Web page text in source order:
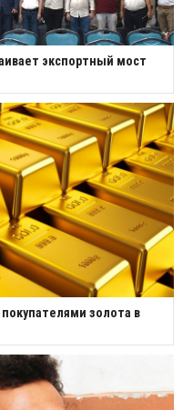
экспортный мост
золота в